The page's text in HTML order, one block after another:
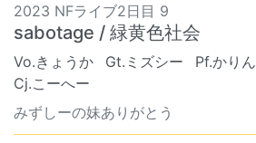
2023 NFライブ2日目 9
sabotage / 緑黄色社会
Vo.きょうか Gt.ミズシー Pf.かりん
Cj.こーへー
みずしーの妹ありがとう